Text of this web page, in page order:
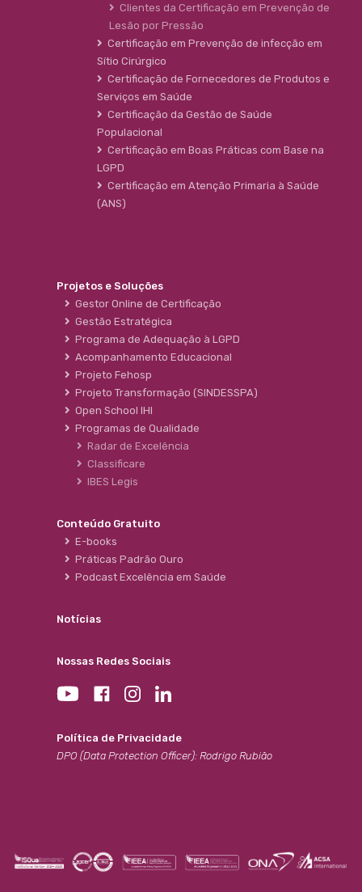
Clientes da Certificação em Prevenção de
Lesão por Pressão
Certificação em Prevenção de infecção em
Sítio Cirúrgico
Certificação de Fornecedores de Produtos e
Serviços em Saúde
Certificação da Gestão de Saúde
Populacional
Certificação em Boas Práticas com Base na
LGPD
Certificação em Atenção Primaria à Saúde
(ANS)
Projetos e Soluções
Gestor Online de Certificação
Gestão Estratégica
Programa de Adequação à LGPD
Acompanhamento Educacional
Projeto Fehosp
Projeto Transformação (SINDESSPA)
Open School IHI
Programas de Qualidade
Radar de Excelência
Classificare
IBES Legis
Conteúdo Gratuito
E-books
Práticas Padrão Ouro
Podcast Excelência em Saúde
Notícias
Nossas Redes Sociais
Política de Privacidade
DPO (Data Protection Officer): Rodrigo Rubião